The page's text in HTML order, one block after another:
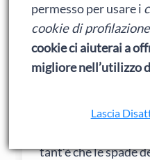
Marozzo è lì-lì tra il
militari che devono
infilzare gambe e
organi da traforare
impenetrabili-, è
tant’è che le spade
permesso per usare i
cookie di profilazione
cookie ci aiuterai a
migliore nell’utilizzo
Lascia